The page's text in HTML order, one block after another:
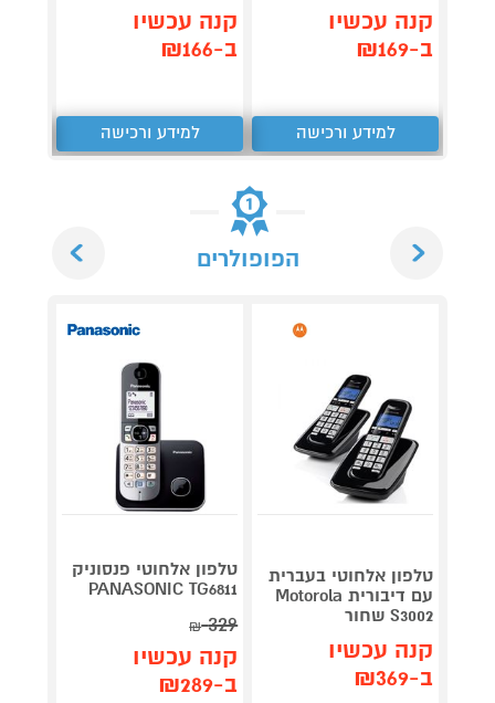
קנה עכשיו
ב-₪169
למידע ורכישה
קנה עכשיו
ב-₪166
למידע ורכישה
הפופולרים
טלפון אלחוטי בעברית
עם דיבורית Motorola
S3002 שחור
קנה עכשיו
ב-₪369
טלפון אלחוטי פנסוניק
PANASONIC TG6811
329
₪
קנה עכשיו
ב-₪289